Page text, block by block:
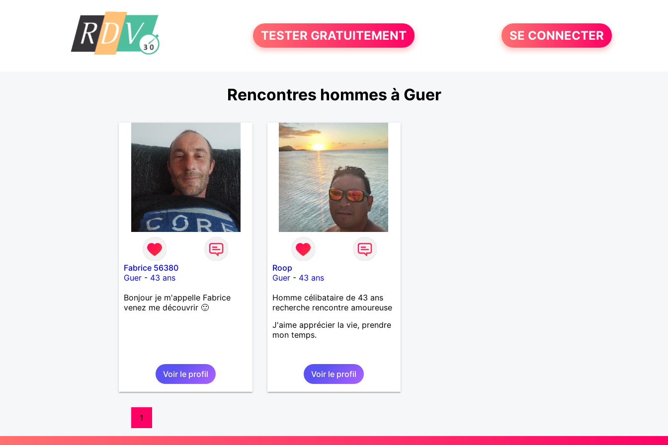
TESTER GRATUITEMENT SE CONNECTER
Rencontres hommes à Guer
Fabrice 56380
Guer- 43 ans
Bonjour je m'appelle Fabrice
venez me découvrir 🙂
Voir le profil
Roop
Guer- 43 ans
Homme célibataire de 43 ans
recherche rencontre amoureuse
J'aime apprécier la vie, prendre
mon temps.
Voir le profil
1